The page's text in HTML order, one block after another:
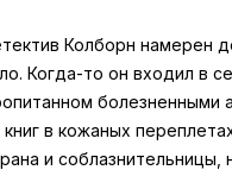
Колборн намерен
Когда-то он входил в
болезненными
в кожаных
и соблазнительницы,